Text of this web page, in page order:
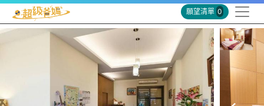
願望清單 0